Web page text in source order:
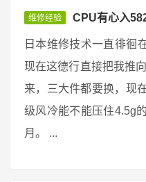
维修经验 CPU有心入
日本维修技术一直徘徊
现在这德行直接把我推
来，三大件都要换，现
级风冷能不能压住4.5g
月。 ...